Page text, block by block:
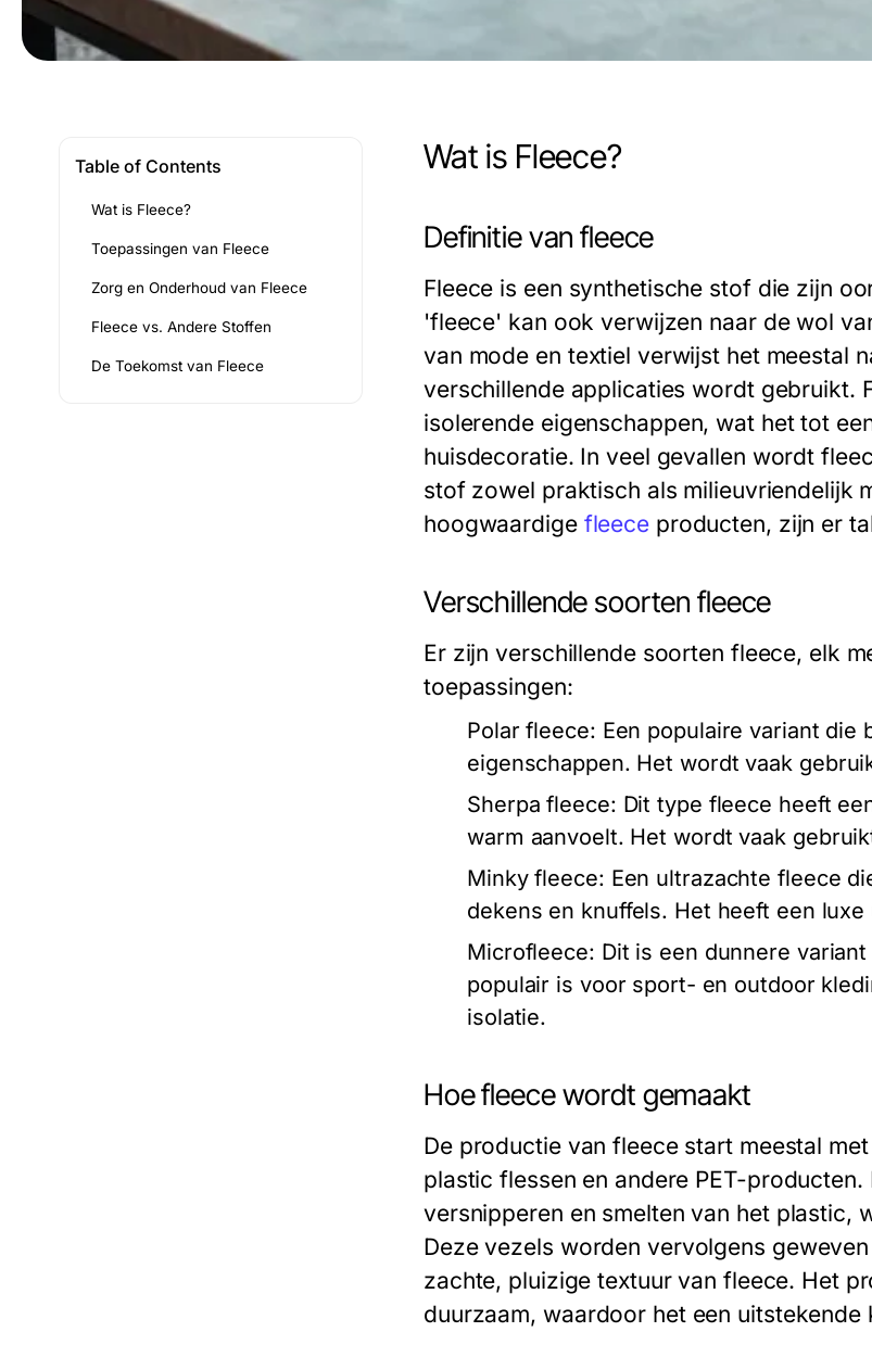
Table of Contents
Wat is Fleece?
Toepassingen van Fleece
Zorg en Onderhoud van Fleece
Fleece vs. Andere Stoffen
De Toekomst van Fleece
Wat is Fleece?
Definitie van fleece
Fleece is een synthetische stof die zijn
'fleece' kan ook verwijzen naar de wol
van mode en textiel verwijst het meestal
verschillende applicaties wordt gebruikt.
isolerende eigenschappen, wat het tot
huisdecoratie. In veel gevallen wordt
stof zowel praktisch als milieuvriendelijk
hoogwaardige fleece producten, zijn er
Verschillende soorten fleece
Er zijn verschillende soorten fleece, elk
toepassingen:
Polar fleece: Een populaire variant die
eigenschappen. Het wordt vaak
Sherpa fleece: Dit type fleece heeft
warm aanvoelt. Het wordt vaak
Minky fleece: Een ultrazachte fleece
dekens en knuffels. Het heeft een
Microfleece: Dit is een dunnere
populair is voor sport- en outdoor
isolatie.
Hoe fleece wordt gemaakt
De productie van fleece start meestal
plastic flessen en andere PET-
versnipperen en smelten van het plastic,
Deze vezels worden vervolgens
zachte, pluizige textuur van fleece. Het
duurzaam, waardoor het een